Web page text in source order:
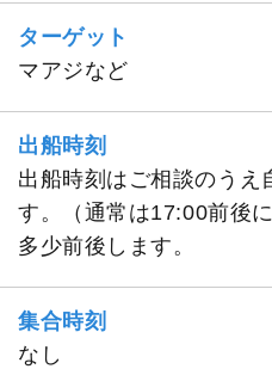
ターゲット
マアジなど
出船時刻
出船時刻はご相談のうえ
す。（通常は17:00前
多少前後します。
集合時刻
なし